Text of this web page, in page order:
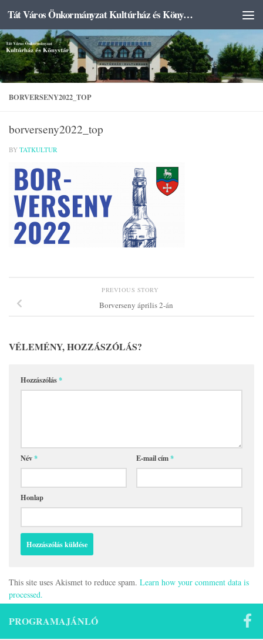
Skip to content Tát Város Önkormányzat Kultúrház és Könyvtár
BORVERSENY2022_TOP
borverseny2022_top
BY TATKULTUR
PREVIOUS STORY
Borverseny április 2-án
VÉLEMÉNY, HOZZÁSZÓLÁS?
Hozzászólás*
Név* E-mail cím*
Honlap
This site uses Akismet to reduce spam. Learn how your comment data is
processed.
PROGRAMAJÁNLÓ